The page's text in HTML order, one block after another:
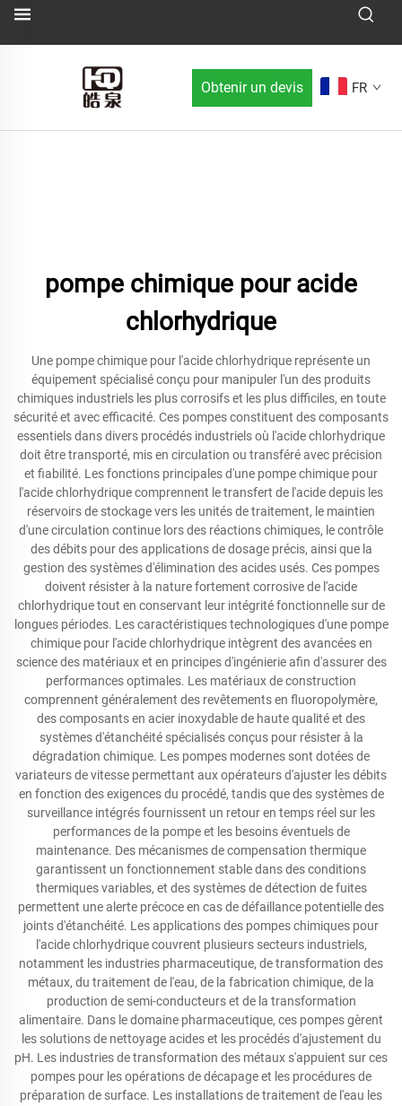
Obtenir un devis FR
pompe chimique pour acide
chlorhydrique
Une pompe chimique pour l'acide chlorhydrique représente un
équipement spécialisé conçu pour manipuler l'un des produits
chimiques industriels les plus corrosifs et les plus difficiles, en toute
sécurité et avec efficacité. Ces pompes constituent des composants
essentiels dans divers procédés industriels où l'acide chlorhydrique
doit être transporté, mis en circulation ou transféré avec précision
et fiabilité. Les fonctions principales d'une pompe chimique pour
l'acide chlorhydrique comprennent le transfert de l'acide depuis les
réservoirs de stockage vers les unités de traitement, le maintien
d'une circulation continue lors des réactions chimiques, le contrôle
des débits pour des applications de dosage précis, ainsi que la
gestion des systèmes d'élimination des acides usés. Ces pompes
doivent résister à la nature fortement corrosive de l'acide
chlorhydrique tout en conservant leur intégrité fonctionnelle sur de
longues périodes. Les caractéristiques technologiques d'une pompe
chimique pour l'acide chlorhydrique intègrent des avancées en
science des matériaux et en principes d'ingénierie afin d'assurer des
performances optimales. Les matériaux de construction
comprennent généralement des revêtements en fluoropolymère,
des composants en acier inoxydable de haute qualité et des
systèmes d'étanchéité spécialisés conçus pour résister à la
dégradation chimique. Les pompes modernes sont dotées de
variateurs de vitesse permettant aux opérateurs d'ajuster les débits
en fonction des exigences du procédé, tandis que des systèmes de
surveillance intégrés fournissent un retour en temps réel sur les
performances de la pompe et les besoins éventuels de
maintenance. Des mécanismes de compensation thermique
garantissent un fonctionnement stable dans des conditions
thermiques variables, et des systèmes de détection de fuites
permettent une alerte précoce en cas de défaillance potentielle des
joints d'étanchéité. Les applications des pompes chimiques pour
l'acide chlorhydrique couvrent plusieurs secteurs industriels,
notamment les industries pharmaceutique, de transformation des
métaux, du traitement de l'eau, de la fabrication chimique, de la
production de semi-conducteurs et de la transformation
alimentaire. Dans le domaine pharmaceutique, ces pompes gèrent
les solutions de nettoyage acides et les procédés d'ajustement du
pH. Les industries de transformation des métaux s'appuient sur ces
pompes pour les opérations de décapage et les procédures de
préparation de surface. Les installations de traitement de l'eau les